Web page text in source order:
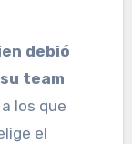
debió
team
a los que
el